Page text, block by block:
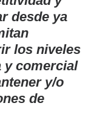
desde ya
los niveles
y comercial
y/o
de